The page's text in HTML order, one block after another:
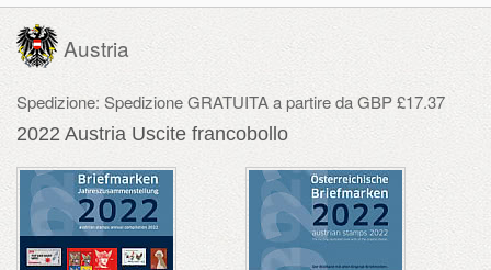
Austria
Spedizione: Spedizione GRATUITA a partire da GBP £17.37
2022 Austria Uscite francobollo